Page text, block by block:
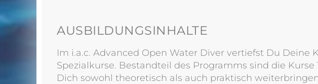
AUSBILDUNGSINHALTE
Im i.a.c. Advanced Open Water Diver vertiefst Du
Spezialkurse. Bestandteil des Programms sind die
Dich sowohl theoretisch als auch praktisch